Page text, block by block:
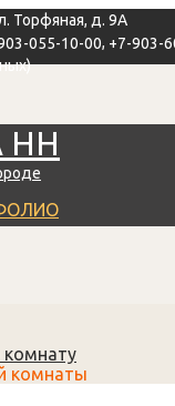
Торфяная, д. 9А
055-10-00, +7-903-
НН
комнаты